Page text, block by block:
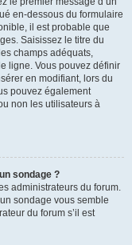
en-dessous du formulaire
il est probable que
Saisissez le titre du
champs adéquats,
ligne. Vous pouvez définir
en modifiant, lors du
pouvez également
non les utilisateurs à
sondage ?
administrateurs du forum.
sondage vous semble
du forum s’il est